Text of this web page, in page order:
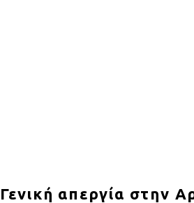
Γενική απεργία στην